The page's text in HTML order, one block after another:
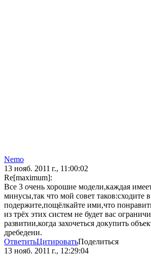
Nеmо
13 нояб. 2011 г., 11:00:02
Re[maximum]:
Все 3 очень хорошие модели,каждая
минусы,так что мой совет таков:сходите
подержите,пощёлкайте ими,что
из трёх этих систем не будет вас
развитии,когда захочеться докупить
дребедени.
ОтветитьЦитироватьПоделиться
13 нояб. 2011 г., 12:29:04